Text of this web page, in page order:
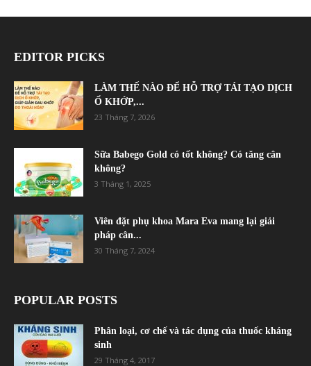
EDITOR PICKS
LÀM THẾ NÀO ĐỂ HỖ TRỢ TÁI TẠO DỊCH
Ổ KHỚP,...
23 Tháng 7, 2026
Sữa Babego Gold có tốt không? Có tăng cân
không?
3 Tháng 1, 2025
Viên đặt phụ khoa Mara Eva mang lại giải
pháp cân...
30 Tháng 7, 2024
POPULAR POSTS
Phân loại, cơ chế và tác dụng của thuốc kháng
sinh
29 Tháng 4, 2017